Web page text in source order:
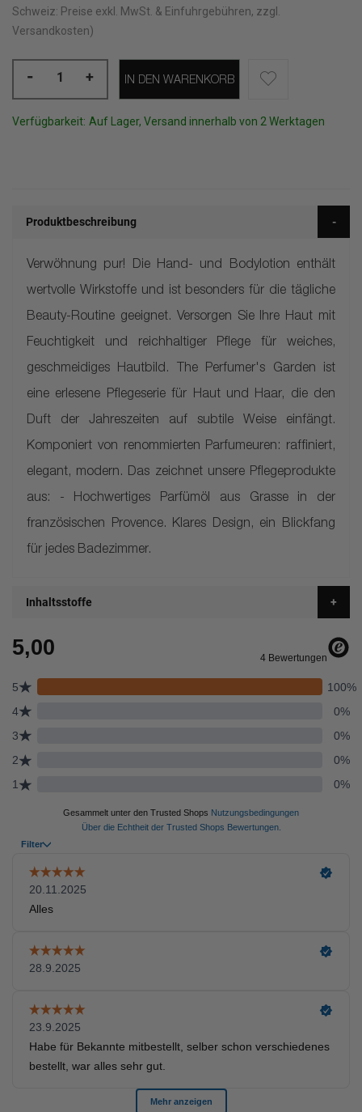
Schweiz: Preise exkl. MwSt. & Einfuhrgebühren, zzgl.
Versandkosten)
- + IN DEN WARENKORB
Verfügbarkeit: Auf Lager, Versand innerhalb von 2 Werktagen
Produktbeschreibung
Verwöhnung pur! Die Hand- und Bodylotion enthält
wertvolle Wirkstoffe und ist besonders für die tägliche
Beauty-Routine geeignet. Versorgen Sie Ihre Haut mit
Feuchtigkeit und reichhaltiger Pflege für weiches,
geschmeidiges Hautbild. The Perfumer's Garden ist
eine erlesene Pflegeserie für Haut und Haar, die den
Duft der Jahreszeiten auf subtile Weise einfängt.
Komponiert von renommierten Parfumeuren: raffiniert,
elegant, modern. Das zeichnet unsere Pflegeprodukte
aus: - Hochwertiges Parfümöl aus Grasse in der
französischen Provence. Klares Design, ein Blickfang
für jedes Badezimmer.
Inhaltsstoffe